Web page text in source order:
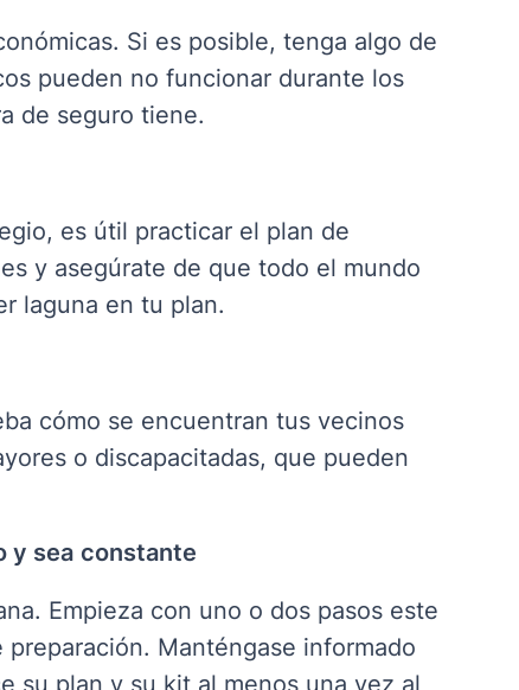
Si es posible, tenga algo de
pueden no funcionar durante los
de seguro tiene.
es útil practicar el plan de
y asegúrate de que todo el mundo
laguna en tu plan.
cómo se encuentran tus vecinos
o discapacitadas, que pueden
y sea constante
Empieza con uno o dos pasos este
Manténgase informado
su plan y su kit al menos una vez al